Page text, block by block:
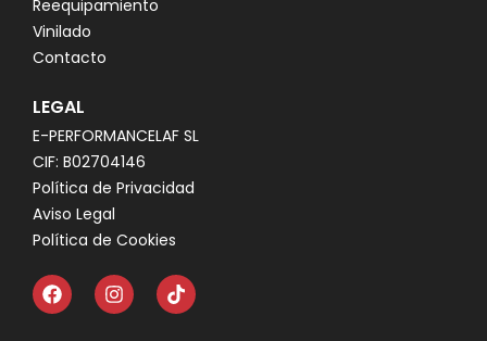
Reequipamiento
Vinilado
Contacto
LEGAL
E-PERFORMANCELAF SL
CIF: B02704146
Política de Privacidad
Aviso Legal
Política de Cookies